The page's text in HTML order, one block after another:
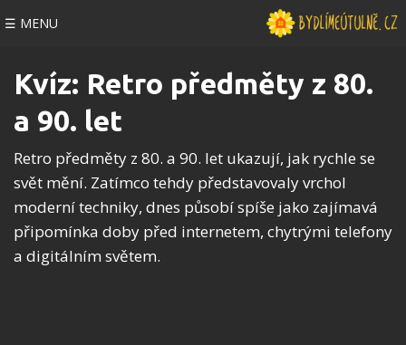
☰ MENU
Kvíz: Retro předměty z 80.
a 90. let
Retro předměty z 80. a 90. let ukazují, jak rychle se
svět mění. Zatímco tehdy představovaly vrchol
moderní techniky, dnes působí spíše jako zajímavá
připomínka doby před internetem, chytrými telefony
a digitálním světem.